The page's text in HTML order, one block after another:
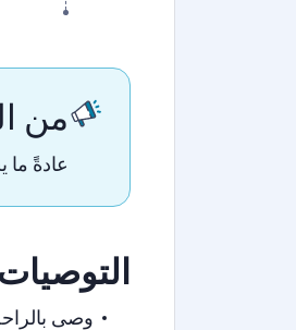
من
عادةً ما
وصى بالراحة وتجنب